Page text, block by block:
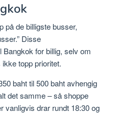
på de billigste busser,
Disse
for billig, selv om
topp prioritet.
baht til 500 baht avhengig
det samme – så shoppe
vanligvis drar rundt 18:30 og